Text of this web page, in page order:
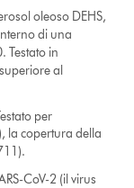
oleoso DEHS,
di una
Testato in
al
per
la copertura della
CoV-2 (il virus